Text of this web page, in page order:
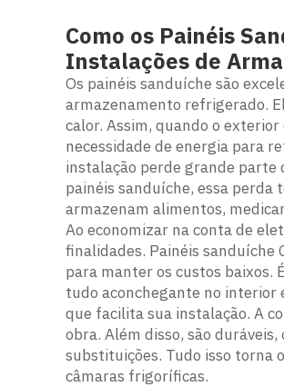
Como os Painéis
Instalações de
Os painéis sanduíche são
armazenamento refrigerado.
calor. Assim, quando o
necessidade de energia para
instalação perde grande parte
painéis sanduíche, essa
armazenam alimentos,
Ao economizar na conta de
finalidades. Painéis sanduíche
para manter os custos baixos.
tudo aconchegante no interior
que facilita sua instalação. A
obra. Além disso, são
substituições. Tudo isso torna
câmaras frigoríficas.